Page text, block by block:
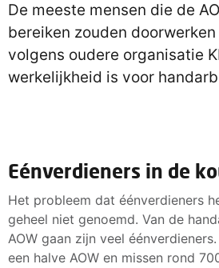
De meeste mensen die de
bereiken zouden
volgens oudere organisatie
werkelijkheid is voor
Eénverdieners in de
Het probleem dat éénverdieners
geheel niet genoemd. Van de
AOW gaan zijn veel
een halve AOW en missen rond